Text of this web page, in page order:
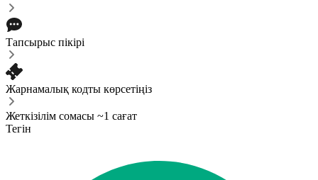
Тапсырыс пікірі
Жарнамалық кодты көрсетіңіз
Жеткізілім сомасы ~1 сағат
Тегін